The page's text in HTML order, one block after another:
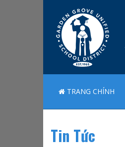
TRANG CHÍNH
Tin Tức